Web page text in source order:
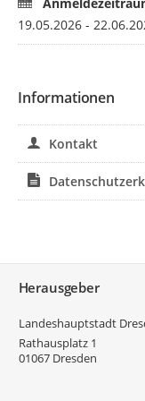
19.05.2026 -
Informationen
Kontakt
Herausgeber
Landeshauptstadt
Rathausplatz 1
01067 Dresden